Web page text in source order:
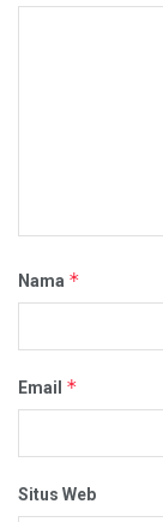
Nama *
Email *
Situs Web